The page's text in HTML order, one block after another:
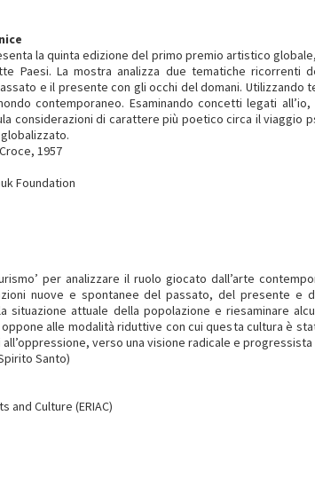
la quinta edizione del primo premio artistico
Paesi. La mostra analizza due tematiche ricorrenti
e il presente con gli occhi del domani.
contemporaneo. Esaminando concetti legati
considerazioni di carattere più poetico circa il viaggio
1957
Foundation
per analizzare il ruolo giocato dall’arte
nuove e spontanee del passato, del presente
attuale della popolazione e riesaminare
alle modalità riduttive con cui questa cultura è
verso una visione radicale e
Santo)
and Culture (ERIAC)